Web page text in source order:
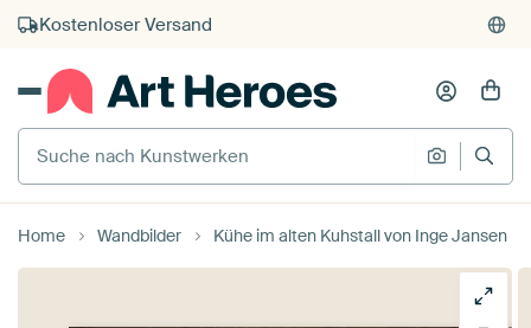
Kostenloser Versand
Kauf auf Rechnung
Individueller Druck auf Bestellung
Suche nach Kunstwerken
Suche
Home Wandbilder Kühe im alten Kuhstall von Inge Jansen